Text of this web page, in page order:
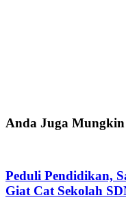
Anda Juga
Peduli Pendidikan,
Giat Cat Sekolah